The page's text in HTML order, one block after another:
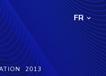
FR
2013